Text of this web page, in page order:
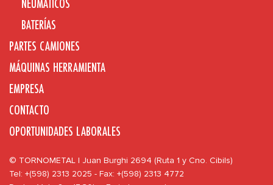
BATERÍAS
PARTES CAMIONES
MÁQUINAS HERRAMIENTA
EMPRESA
CONTACTO
OPORTUNIDADES LABORALES
© TORNOMETAL | Juan Burghi 2694 (Ruta 1 y Cno. Cibils)
Tel: +(598) 2313 2025 - Fax: +(598) 2313 4772